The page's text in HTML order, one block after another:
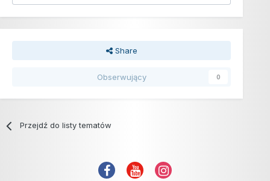
Share
Obserwujący 0
Przejdź do listy tematów